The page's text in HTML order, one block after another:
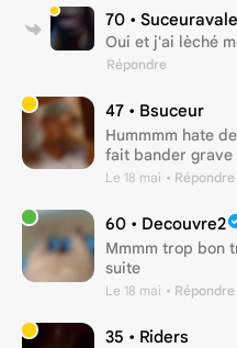
70 •
Oui et j'ai lèché
Répondre
47 • Bsuceur
Hummmm hate
fait bander grave
Le 18 mai • Répondre
60 • Decouvre2
Mmmm trop bon
suite
Le 18 mai • Répondre
35 • Riders